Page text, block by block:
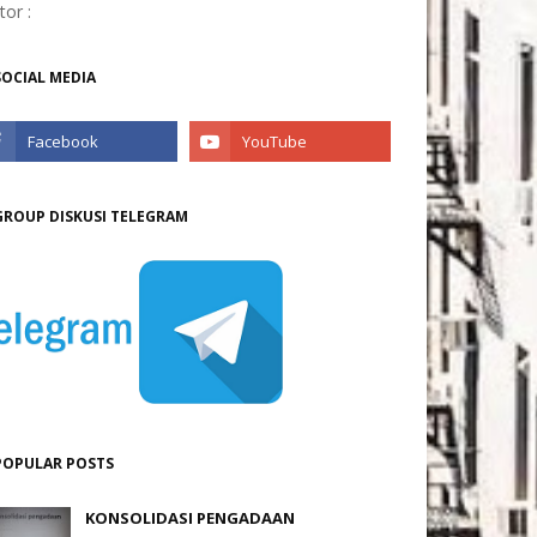
:
MEDIA
DISKUSI TELEGRAM
POSTS
KONSOLIDASI PENGADAAN